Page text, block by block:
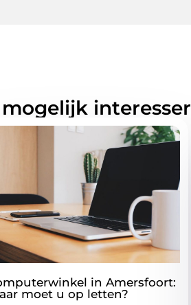
in Amersfoort:
moet u op letten?